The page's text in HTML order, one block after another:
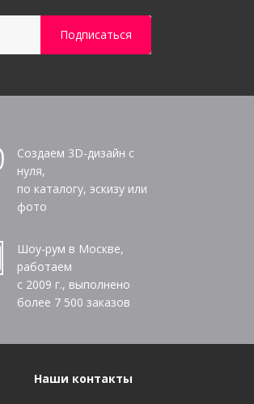
Создаем 3D-дизайн с
нуля,
по каталогу, эскизу или
фото
Шоу-рум в Москве,
работаем
с 2009 г., выполнено
более 7 500 заказов
Наши контакты